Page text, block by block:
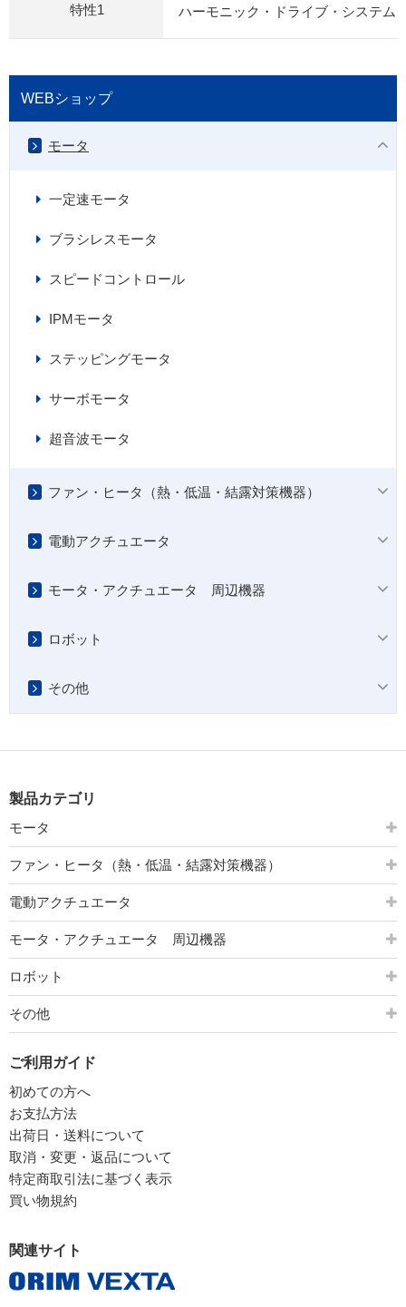
特性1 ハーモニック・ドライブ・システム
WEBショップ
モータ
一定速モータ
ブラシレスモータ
スピードコントロール
IPMモータ
ステッピングモータ
サーボモータ
超音波モータ
ファン・ヒータ（熱・低温・結露対策機器）
電動アクチュエータ
モータ・アクチュエータ 周辺機器
ロボット
その他
製品カテゴリ
モータ
ファン・ヒータ（熱・低温・結露対策機器）
電動アクチュエータ
モータ・アクチュエータ 周辺機器
ロボット
その他
ご利用ガイド
初めての方へ
お支払方法
出荷日・送料について
取消・変更・返品について
特定商取引法に基づく表示
買い物規約
関連サイト